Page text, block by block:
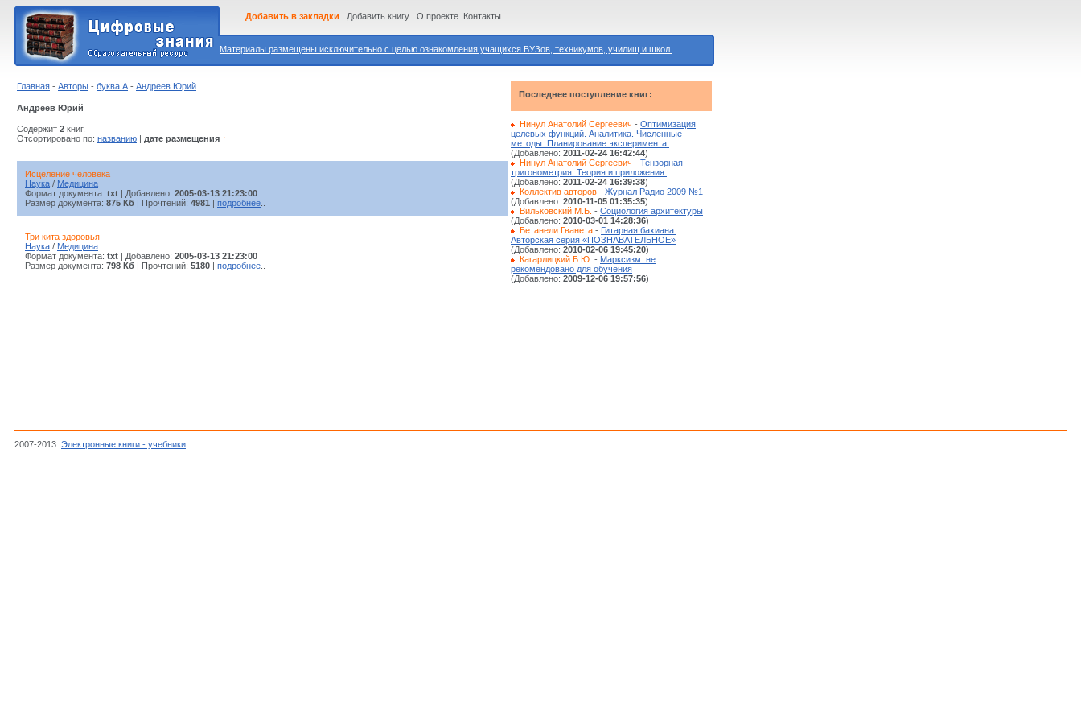
Материалы размещены исключительно с целью ознакомления учащихся ВУЗов, техникумов, училищ и школ.
Добавить в закладки Добавить книгу О проекте Контакты
Главная - Авторы - буква А - Андреев Юрий
Андреев Юрий
Содержит 2 книг.
Отсортировано по: названию дате размещения ↑
Исцеление человека
Наука / Медицина
Формат документа: txt | Добавлено: 2005-03-13 21:23:00
Размер документа: 875 Кб | Прочтений: 4981 подробнее
Три кита здоровья
Наука / Медицина
Формат документа: txt | Добавлено: 2005-03-13 21:23:00
Размер документа: 798 Кб | Прочтений: 5180 подробнее
Последнее поступление книг:
Нинул Анатолий Сергеевич - Оптимизация
целевых функций. Аналитика. Численные
методы. Планирование эксперимента.
(Добавлено: 2011-02-24 16:42:44)
Нинул Анатолий Сергеевич - Тензорная
тригонометрия. Теория и приложения.
(Добавлено: 2011-02-24 16:39:38)
Коллектив авторов - Журнал Радио 2009 №1
(Добавлено: 2010-11-05 01:35:35)
Вильковский М.Б. - Социология архитектуры
(Добавлено: 2010-03-01 14:28:36)
Бетанели Гванета - Гитарная бахиана.
Авторская серия «ПОЗНАВАТЕЛЬНОЕ»
(Добавлено: 2010-02-06 19:45:20)
Кагарлицкий Б.Ю. - Марксизм: не
рекомендовано для обучения
(Добавлено: 2009-12-06 19:57:56)
2007-2013. Электронные книги - учебники